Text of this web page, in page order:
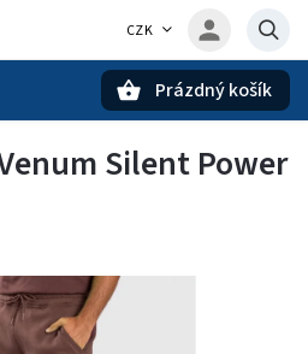
CZK
Prázdný košík
Silent Power